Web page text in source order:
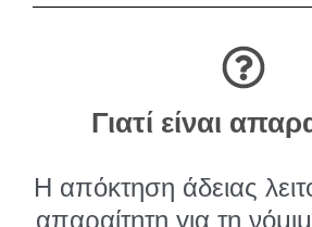
Γιατί είναι
Η απόκτηση άδειας
απαραίτητη για τη